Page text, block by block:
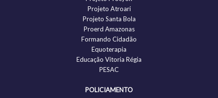
Projeto Atroari
Projeto Santa Bola
Proerd Amazonas
Formando Cidadão
Equoterapia
Educação Vitoria Régia
PESAC
POLICIAMENTO